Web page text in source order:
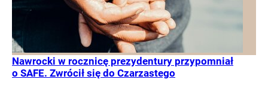
Nawrocki w rocznicę prezydentury przypomniał
o SAFE. Zwrócił się do Czarzastego